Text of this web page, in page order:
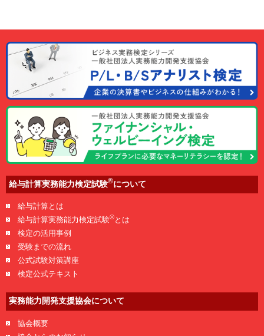
給与計算実務能力検定試験®について
給与計算とは
給与計算実務能力検定試験®とは
検定の活用事例
受験までの流れ
公式試験対策講座
検定公式テキスト
実務能力開発支援協会について
協会概要